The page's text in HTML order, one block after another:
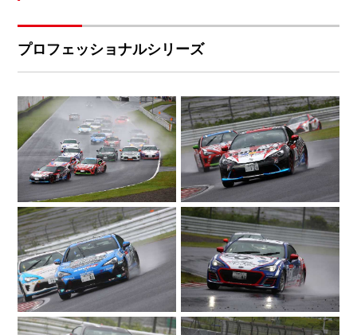
プロフェッショナルシリーズ